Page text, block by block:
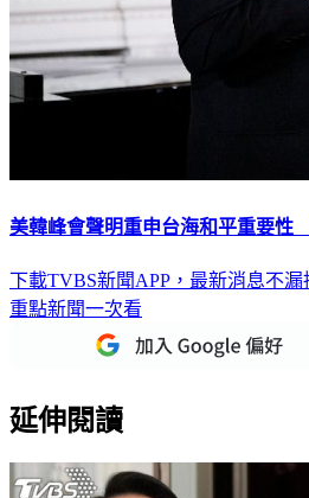
美韓峰會聲明重申台海和平重要
下載TVBS新聞APP，最新消息不漏
重點新聞一次看
延伸閱讀